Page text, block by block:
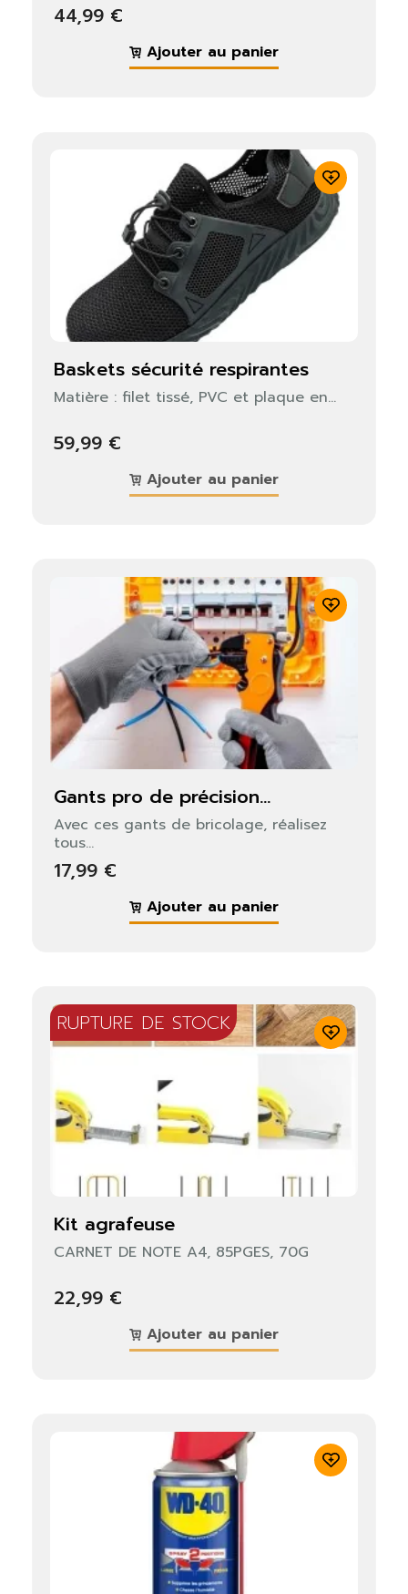
44,99 €
Ajouter au panier
baskets sécurité respirantes
Matière : filet tissé, PVC et plaque en...
59,99 €
Ajouter au panier
gants pro de précision...
Avec ces gants de bricolage, réalisez
tous...
17,99 €
Ajouter au panier
kit agrafeuse
CARNET DE NOTE A4, 85PGES, 70G
22,99 €
Ajouter au panier
RUPTURE DE STOCK
S'identifier
Vous devez être connecté pour enregistrer des
produits dans votre liste de souhaits.
Fermer S'identifier